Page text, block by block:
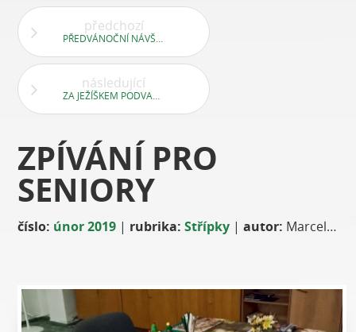
předchozí
následující
ZPÍVÁNÍ PRO
SENIORY
číslo: únor 2019 | rubrika: Střípky |autor: Marcela Fuglíková